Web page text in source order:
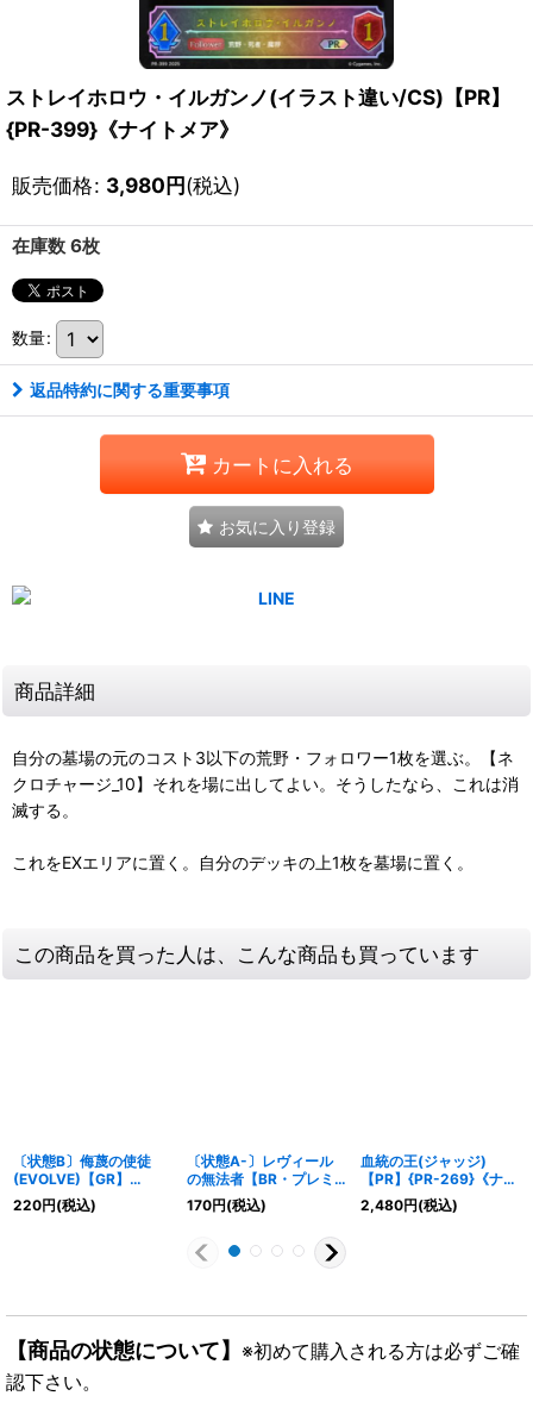
ストレイホロウ・イルガンノ(イラスト違い/CS)【PR】
{PR-399}《ナイトメア》
販売価格: 3,980円(税込)
在庫数 6枚
数量:
返品特約に関する重要事項
カートに入れる
お気に入り登録
商品詳細
自分の墓場の元のコスト3以下の荒野・フォロワー1枚を選ぶ。【ネ
クロチャージ_10】それを場に出してよい。そうしたなら、これは消
滅する。
これをEXエリアに置く。自分のデッキの上1枚を墓場に置く。
この商品を買った人は、こんな商品も買っています
〔状態B〕侮蔑の使徒
(EVOLVE)【GR】
{BP05-056}《ドラゴ
ン》
220円(税込)
〔状態A-〕レヴィール
の無法者【BR・プレミ
アム】{BP11-P27}《ニ
ュートラル》
170円(税込)
血統の王(ジャッジ)
【PR】{PR-269}《ナイ
トメア》
2,480円(税込)
【商品の状態について】 ※初めて購入される方は必ずご確
認下さい。